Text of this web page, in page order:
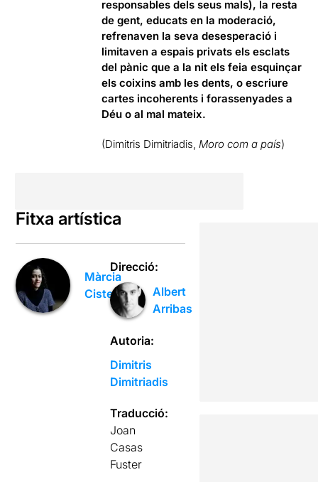
responsables dels seus mals), la resta
de gent, educats en la moderació,
refrenaven la seva desesperació i
limitaven a espais privats els esclats
del pànic que a la nit els feia esquinçar
els coixins amb les dents, o escriure
cartes incoherents i forassenyades a
Déu o al mal mateix.
(Dimitris Dimitriadis, Moro com a país)
Fitxa artística
Màrcia
Cisteró
Direcció:
Albert
Arribas
Autoria:
Dimitris
Dimitriadis
Traducció:
Joan
Casas
Fuster